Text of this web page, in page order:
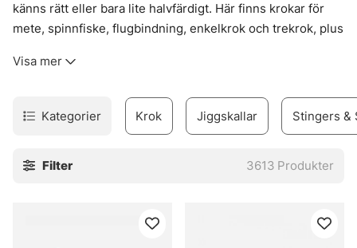
känns rätt eller bara lite halvfärdigt. Här finns krokar för
mete, spinnfiske, flugbindning, enkelkrok och trekrok, plus
när det väl gäller. En bra krok sitter inte bara fast. Den
Sortimentet är brett nog för att täcka många metoder, men
ändå lätt att sortera i huvudet. För den som bygger egna
stingers och tafsar. Små saker, javisst. Men ofta är det just
Utforska gärna de viktigaste underkategorierna:
Visa mer
Kategorier Krok Jiggskallar Stingers &
Filter 3613 Produkter